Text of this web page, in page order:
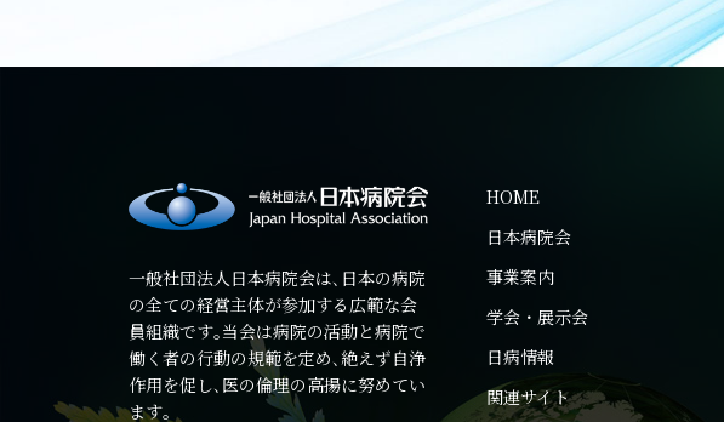
一般社団法人日本病院会は､日本の病院
の全ての経営主体が参加する広範な会
員組織です｡当会は病院の活動と病院で
働く者の行動の規範を定め､絶えず自浄
作用を促し､医の倫理の高揚に努めてい
ます｡
HOME
日本病院会
事業案内
学会・展示会
日病情報
関連サイト